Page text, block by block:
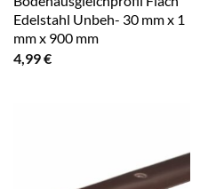
Edelstahl Unbeh- 30 mm x 1
mm x 900 mm
4,99€